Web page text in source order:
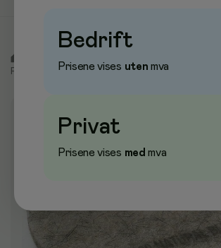
Poleringsmaskiner og tillbehør / Gulvpads
Bedrift
Prisene vises uten mva
Privat
Prisene vises med mva